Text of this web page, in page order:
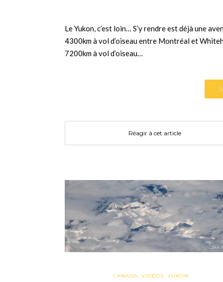
Le Yukon, c’est loin… S’y rendre est déjà une
4300km à vol d’oiseau entre Montréal et
7200km à vol d’oiseau…
Réagir à cet article
CANADA, VIDÉOS, YUKON